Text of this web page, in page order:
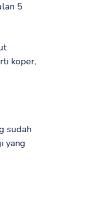
5
koper,
sudah
yang